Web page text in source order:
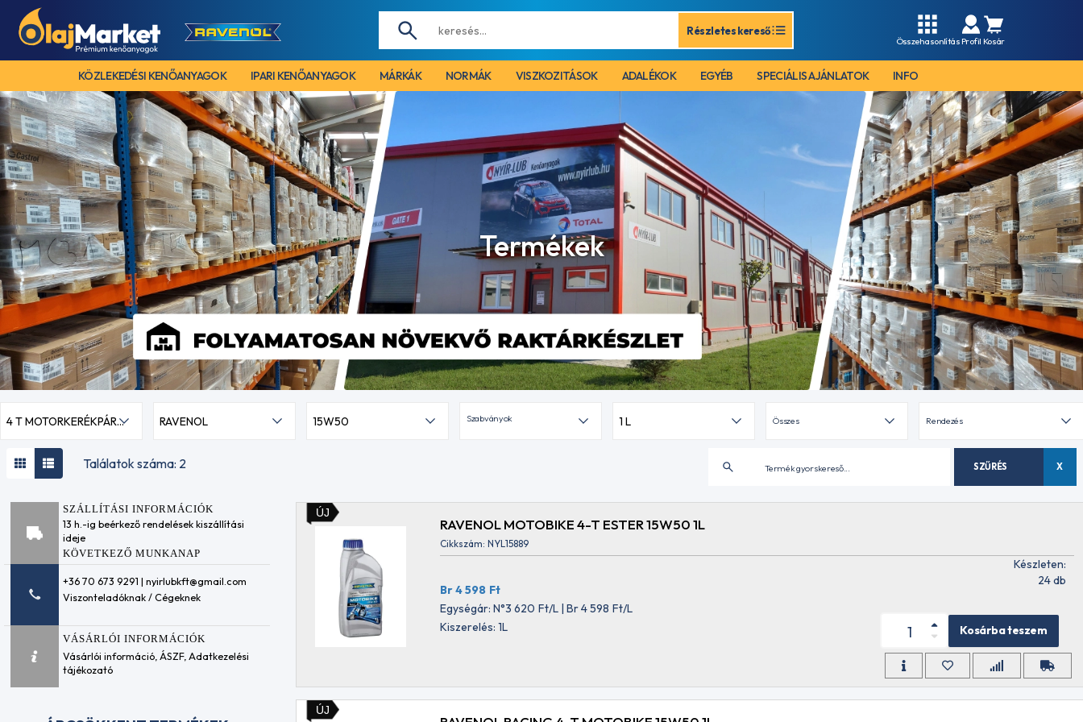
Részletes kereső
Összehasonlítás Profil Kosár
KÖZLEKEDÉSI KENŐANYAGOK IPARI KENŐANYAGOK MÁRKÁK NORMÁK VISZKOZITÁSOK ADALÉKOK EGYÉB SPECIÁLIS AJÁNLATOK INFO
Termékek
4 T MOTORKERÉKPÁR OLAJOKRAVENOL 15W50 Szabványok 1 L
Találatok száma: 2 SZŰRÉS X
SZÁLLÍTÁSI INFORMÁCIÓK
13 h.-ig beérkező rendelések kiszállítási
ideje
KÖVETKEZŐ MUNKANAP
+36 70 673 9291 | nyirlubkft@gmail.com
Viszonteladóknak / Cégeknek
VÁSÁRLÓI INFORMÁCIÓK
Vásárlói információ,ÁSZF,Adatkezelési
tájékozató
ÚJ
RAVENOL MOTOBIKE 4-T ESTER 15W50 1L
Cikkszám: NYL15889
Br 4 598 Ft
Egységár: N°3 620 Ft/L | Br 4 598 Ft/L
Kiszerelés: 1L
Készleten:
24 db
Kosárba teszem
ÚJ